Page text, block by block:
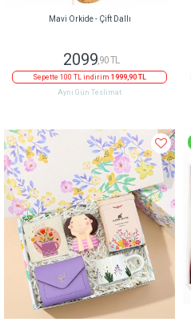
Mavi Orkide - Çift Dallı
2099,90 TL
Sepette 100 TL indirim 1999,90 TL
Aynı Gün Teslimat